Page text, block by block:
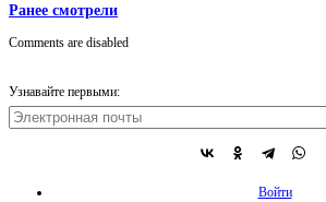
Ранее смотрели
Comments are disabled
Узнавайте первыми:
Войти